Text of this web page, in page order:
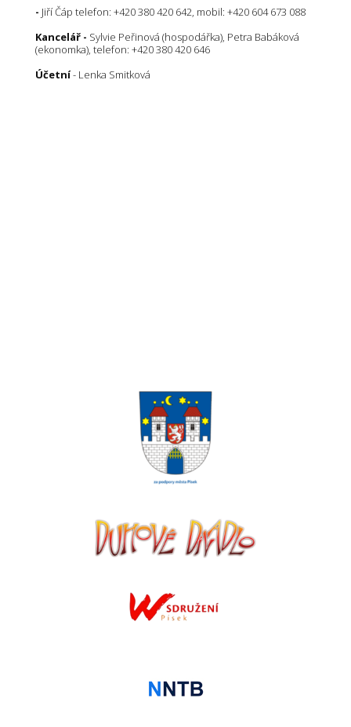
- Jiří Čáp telefon: +420 380 420 642, mobil: +420 604 673 088
Kancelář - Sylvie Peřinová (hospodářka), Petra Babáková
(ekonomka), telefon: +420 380 420 646
Účetní- Lenka Smitková